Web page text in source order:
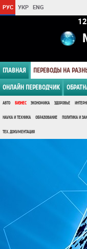
РУС УКР ENG
ГЛАВНАЯ ПЕРЕВОДЫ НА
ОНЛАЙН ПЕРЕВОДЧИК
АВТО БИЗНЕС ЭКОНОМИКА ЗДОРОВЬЕ
НАУКА И ТЕХНИКА ОБРАЗОВАНИЕ ПОЛИТИКА И
ТЕХ. ДОКУМЕНТАЦИЯ